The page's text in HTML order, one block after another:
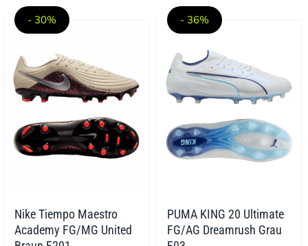
€59.95
- 30%
Nike Tiempo Maestro
Academy FG/MG United
- 36%
PUMA KING 20 Ultimate
FG/AG Dreamrush Grau